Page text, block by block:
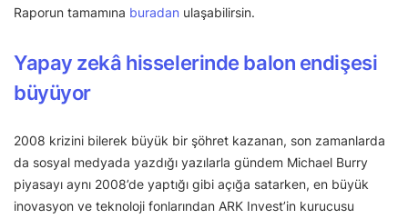
Raporun tamamına buradan ulaşabilirsin.
Yapay zekâ hisselerinde balon endişesi
büyüyor
2008 krizini bilerek büyük bir şöhret kazanan, son zamanlarda
da sosyal medyada yazdığı yazılarla gündem Michael Burry
piyasayı aynı 2008’de yaptığı gibi açığa satarken, en büyük
inovasyon ve teknoloji fonlarından ARK Invest’in kurucusu